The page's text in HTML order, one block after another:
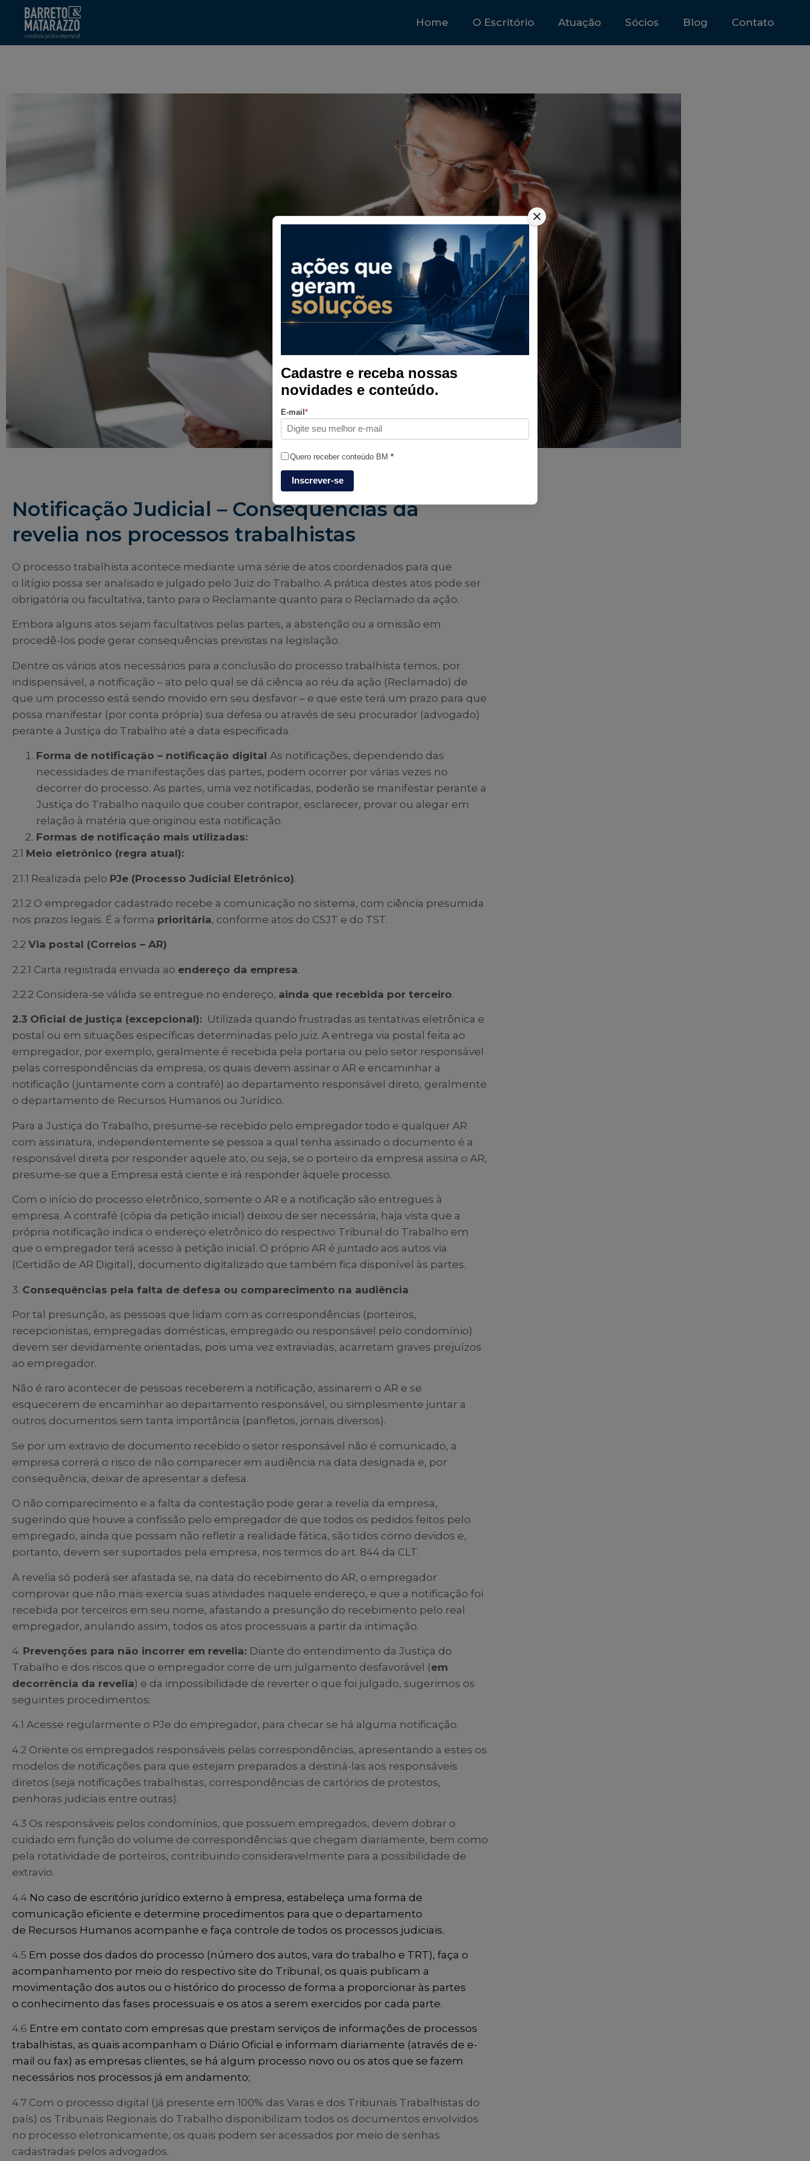
Home O Escritório Atuação Sócios Blog Contato
Notificação Judicial – Consequências da
revelia nos processos trabalhistas
O processo trabalhista acontece mediante uma série de atos coordenados para que
o litígio possa ser analisado e julgado pelo Juiz do Trabalho. A prática destes atos pode ser
obrigatória ou facultativa, tanto para o Reclamante quanto para o Reclamado da ação.
Embora alguns atos sejam facultativos pelas partes, a abstenção ou a omissão em
procedê-los pode gerar consequências previstas na legislação.
Dentre os vários atos necessários para a conclusão do processo trabalhista temos, por
indispensável, a notificação – ato pelo qual se dá ciência ao réu da ação (Reclamado) de
que um processo está sendo movido em seu desfavor – e que este terá um prazo para que
possa manifestar (por conta própria) sua defesa ou através de seu procurador (advogado)
perante a Justiça do Trabalho até a data especificada.
Forma de notificação – notificação digital As notificações, dependendo das
necessidades de manifestações das partes, podem ocorrer por várias vezes no
decorrer do processo. As partes, uma vez notificadas, poderão se manifestar perante a
Justiça do Trabalho naquilo que couber contrapor, esclarecer, provar ou alegar em
relação à matéria que originou esta notificação.
Formas de notificação mais utilizadas:
2.1 Meio eletrônico (regra atual):
2.1.1 Realizada pelo PJe (Processo Judicial Eletrônico).
2.1.2 O empregador cadastrado recebe a comunicação no sistema, com ciência presumida
nos prazos legais. É a forma prioritária, conforme atos do CSJT e do TST.
2.2 Via postal (Correios – AR)
2.2.1 Carta registrada enviada ao endereço da empresa.
2.2.2 Considera-se válida se entregue no endereço, ainda que recebida por terceiro.
2.3 Oficial de justiça (excepcional): Utilizada quando frustradas as tentativas eletrônica e
postal ou em situações específicas determinadas pelo juiz. A entrega via postal feita ao
empregador, por exemplo, geralmente é recebida pela portaria ou pelo setor responsável
pelas correspondências da empresa, os quais devem assinar o AR e encaminhar a
notificação (juntamente com a contrafé) ao departamento responsável direto, geralmente
o departamento de Recursos Humanos ou Jurídico.
Para a Justiça do Trabalho, presume-se recebido pelo empregador todo e qualquer AR
com assinatura, independentemente se pessoa a qual tenha assinado o documento é a
responsável direta por responder aquele ato, ou seja, se o porteiro da empresa assina o AR,
presume-se que a Empresa está ciente e irá responder àquele processo.
Com o início do processo eletrônico, somente o AR e a notificação são entregues à
empresa. A contrafé (cópia da petição inicial) deixou de ser necessária, haja vista que a
própria notificação indica o endereço eletrônico do respectivo Tribunal do Trabalho em
que o empregador terá acesso à petição inicial. O próprio AR é juntado aos autos via
(Certidão de AR Digital), documento digitalizado que também fica disponível às partes.
3. Consequências pela falta de defesa ou comparecimento na audiência
Por tal presunção, as pessoas que lidam com as correspondências (porteiros,
recepcionistas, empregadas domésticas, empregado ou responsável pelo condomínio)
devem ser devidamente orientadas, pois uma vez extraviadas, acarretam graves prejuízos
ao empregador.
Não é raro acontecer de pessoas receberem a notificação, assinarem o AR e se
esquecerem de encaminhar ao departamento responsável, ou simplesmente juntar a
outros documentos sem tanta importância (panfletos, jornais diversos).
Se por um extravio de documento recebido o setor responsável não é comunicado, a
empresa correrá o risco de não comparecer em audiência na data designada e, por
consequência, deixar de apresentar a defesa.
O não comparecimento e a falta da contestação pode gerar a revelia da empresa,
sugerindo que houve a confissão pelo empregador de que todos os pedidos feitos pelo
empregado, ainda que possam não refletir a realidade fática, são tidos como devidos e,
portanto, devem ser suportados pela empresa, nos termos do art. 844 da CLT.
A revelia só poderá ser afastada se, na data do recebimento do AR, o empregador
comprovar que não mais exercia suas atividades naquele endereço, e que a notificação foi
recebida por terceiros em seu nome, afastando a presunção do recebimento pelo real
empregador, anulando assim, todos os atos processuais a partir da intimação.
4. Prevenções para não incorrer em revelia: Diante do entendimento da Justiça do
Trabalho e dos riscos que o empregador corre de um julgamento desfavorável (em
decorrência da revelia) e da impossibilidade de reverter o que foi julgado, sugerimos os
seguintes procedimentos:
4.1 Acesse regularmente o PJe do empregador, para checar se há alguma notificação.
4.2 Oriente os empregados responsáveis pelas correspondências, apresentando a estes os
modelos de notificações para que estejam preparados a destiná-las aos responsáveis
diretos (seja notificações trabalhistas, correspondências de cartórios de protestos,
penhoras judiciais entre outras).
4.3 Os responsáveis pelos condomínios, que possuem empregados, devem dobrar o
cuidado em função do volume de correspondências que chegam diariamente, bem como
pela rotatividade de porteiros, contribuindo consideravelmente para a possibilidade de
extravio.
4.4 No caso de escritório jurídico externo à empresa, estabeleça uma forma de
comunicação eficiente e determine procedimentos para que o departamento
de Recursos Humanos acompanhe e faça controle de todos os processos judiciais.
4.5 Em posse dos dados do processo (número dos autos, vara do trabalho e TRT), faça o
acompanhamento por meio do respectivo site do Tribunal, os quais publicam a
movimentação dos autos ou o histórico do processo de forma a proporcionar às partes
o conhecimento das fases processuais e os atos a serem exercidos por cada parte.
4.6 Entre em contato com empresas que prestam serviços de informações de processos
trabalhistas, as quais acompanham o Diário Oficial e informam diariamente (através de e-
mail ou fax) as empresas clientes, se há algum processo novo ou os atos que se fazem
necessários nos processos já em andamento;
4.7 Com o processo digital (já presente em 100% das Varas e dos Tribunais Trabalhistas do
país) os Tribunais Regionais do Trabalho disponibilizam todos os documentos envolvidos
no processo eletronicamente, os quais podem ser acessados por meio de senhas
cadastradas pelos advogados.
Cadastre e receba nossas
novidades e conteúdo.
E-mail *
Quero receber conteúdo BM *
Inscrever-se